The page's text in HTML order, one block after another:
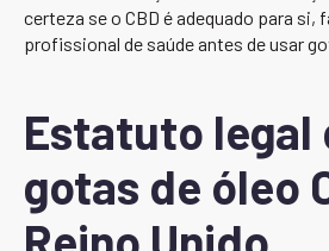
certeza se o CBD é adequado para si,
profissional de saúde antes de usar
Estatuto legal
gotas de óleo